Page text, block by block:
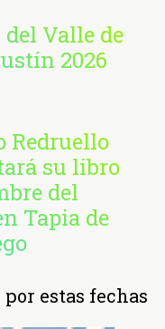
del Valle de
2026
Redruello
su libro
del
Tapia de
estas fechas